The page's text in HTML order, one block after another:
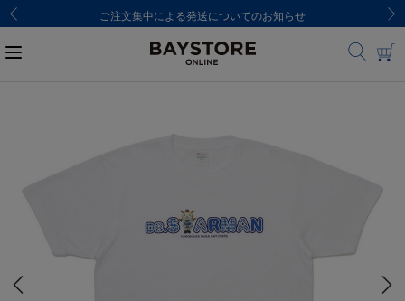
ご注文集中による発送についてのお知らせ